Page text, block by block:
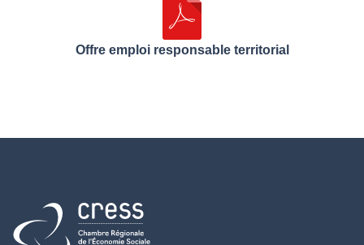
Offre emploi responsable territorial
Retour à l'accueil